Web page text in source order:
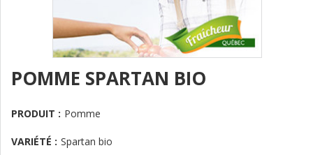
POMME SPARTAN BIO
PRODUIT : Pomme
VARIÉTÉ : Spartan bio